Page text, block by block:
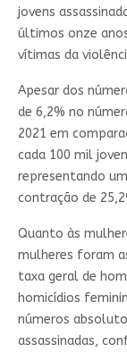
jovens
últimos onze
vítimas da
Apesar dos
de 6,2% no
2021 em
cada 100 mil
representando
contração de
Quanto às
mulheres foram
taxa geral de
homicídios
números
assassinadas,